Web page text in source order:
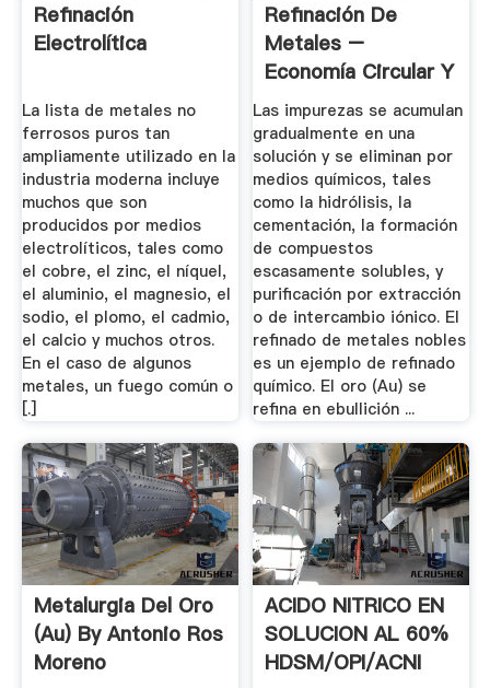
Refinación
Electrolítica
La lista de metales no
ferrosos puros tan
ampliamente utilizado en la
industria moderna incluye
muchos que son
producidos por medios
electrolíticos, tales como
el cobre, el zinc, el níquel,
el aluminio, el magnesio, el
sodio, el plomo, el cadmio,
el calcio y muchos otros.
En el caso de algunos
metales, un fuego común o
[.]
Refinación De
Metales –
Economía Circular Y
Minería Urbana
Las impurezas se acumulan
gradualmente en una
solución y se eliminan por
medios químicos, tales
como la hidrólisis, la
cementación, la formación
de compuestos
escasamente solubles, y
purificación por extracción
o de intercambio iónico. El
refinado de metales nobles
es un ejemplo de refinado
químico. El oro (Au) se
refina en ebullición ...
Metalurgia Del Oro
(au) By Antonio Ros
Moreno
ACIDO NITRICO EN
SOLUCION AL 60%
HDSM/OPI/ACNI